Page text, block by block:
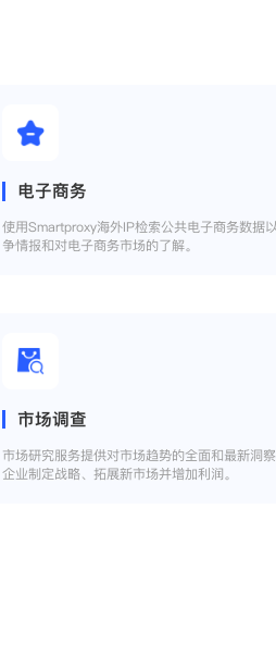
电子商务
使用Smartproxy海外IP检索公共电子商务数据
争情报和对电子商务市场的了解。
市场调查
市场研究服务提供对市场趋势的全面和最新洞
企业制定战略、拓展新市场并增加利润。